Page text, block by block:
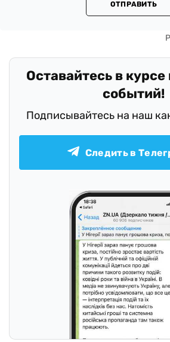
ОТПРАВИТЬ
Оставайтесь в
событий!
Подписывайтесь на наш
Следить в